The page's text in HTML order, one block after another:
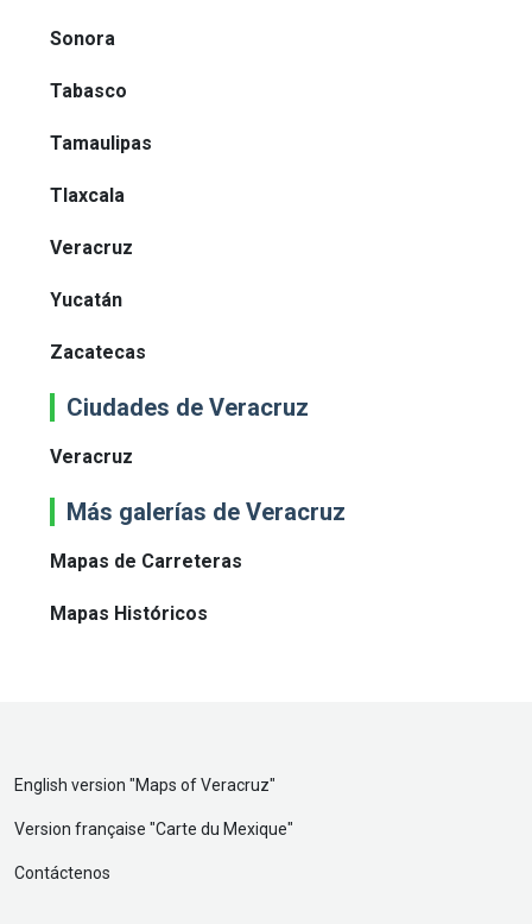
Sonora
Tabasco
Tamaulipas
Tlaxcala
Veracruz
Yucatán
Zacatecas
Ciudades de Veracruz
Veracruz
Más galerías de Veracruz
Mapas de Carreteras
Mapas Históricos
English version "Maps of Veracruz"
Version française "Carte du Mexique"
Contáctenos